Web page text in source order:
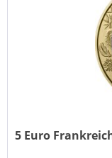
5 Euro